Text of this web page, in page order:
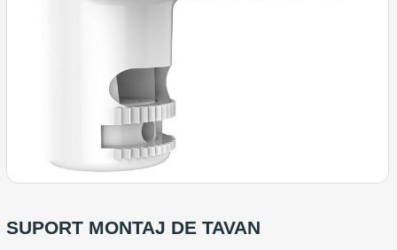
SUPORT MONTAJ DE TAVAN